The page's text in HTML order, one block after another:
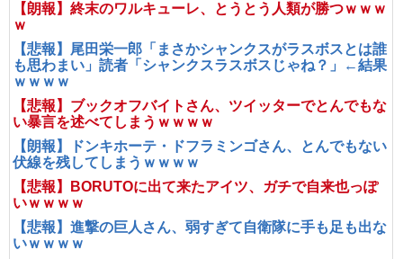
【朗報】終末のワルキューレ、とうとう人類が勝つｗｗｗ
ｗ
【悲報】尾田栄一郎「まさかシャンクスがラスボスとは誰
も思わまい」読者「シャンクスラスボスじゃね？」←結果
ｗｗｗｗ
【悲報】ブックオフバイトさん、ツイッターでとんでもな
い暴言を述べてしまうｗｗｗｗ
【朗報】ドンキホーテ・ドフラミンゴさん、とんでもない
伏線を残してしまうｗｗｗｗ
【悲報】BORUTOに出て来たアイツ、ガチで自来也っぽ
いｗｗｗｗ
【悲報】進撃の巨人さん、弱すぎて自衛隊に手も足も出な
いｗｗｗｗ